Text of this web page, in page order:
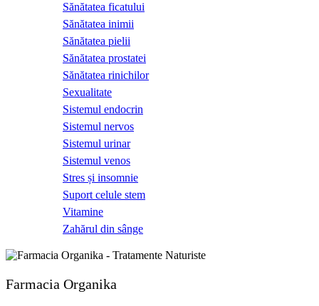
Sănătatea ficatului
Sănătatea inimii
Sănătatea pielii
Sănătatea prostatei
Sănătatea rinichilor
Sexualitate
Sistemul endocrin
Sistemul nervos
Sistemul urinar
Sistemul venos
Stres și insomnie
Suport celule stem
Vitamine
Zahărul din sânge
Farmacia Organika